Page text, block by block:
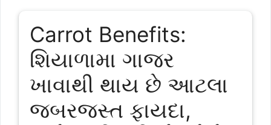
Carrot Benefits:
શિયાળામા ગાજર
ખાવાથી થાય છે આટલા
જબરજસ્ત ફાયદા,